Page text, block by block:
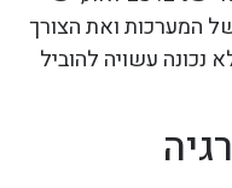
המערכות ואת הצורך
עשויה להוביל